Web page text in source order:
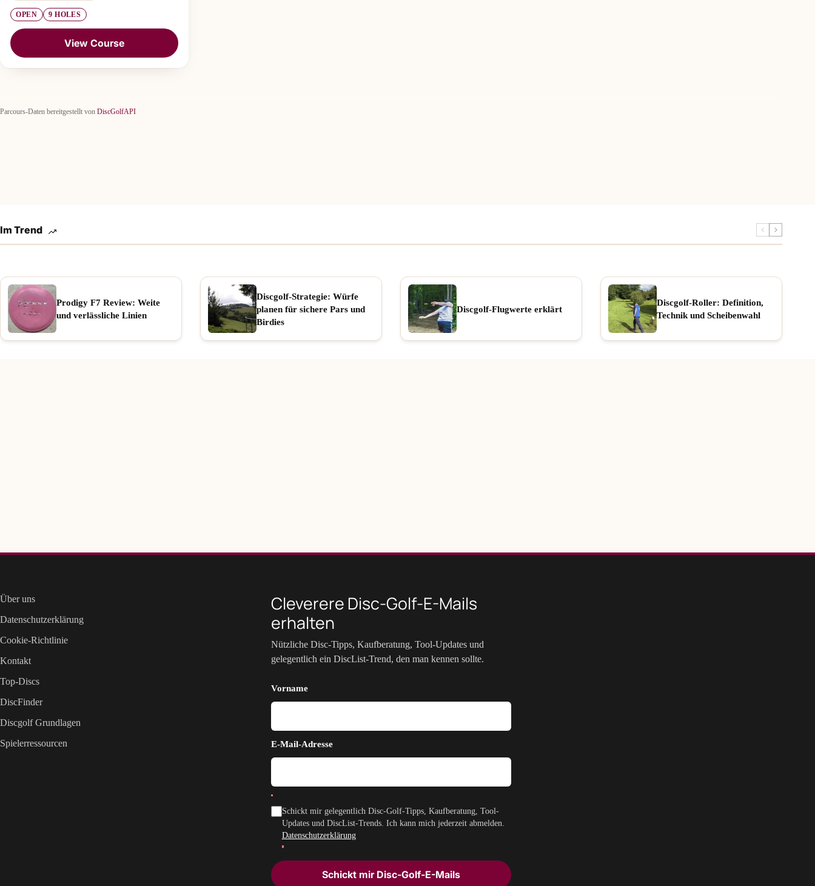
OPEN 9 HOLES
View Course
Parcours-Daten bereitgestellt von DiscGolfAPI
Im Trend
Prodigy F7 Review: Weite
und verlässliche Linien
Discgolf-Strategie: Würfe
planen für sichere Pars und
Birdies
Discgolf-Flugwerte erklärt
Discgolf-Roller: Definition,
Technik und Scheibenwahl
Über uns
Datenschutzerklärung
Cookie-Richtlinie
Kontakt
Top-Discs
DiscFinder
Discgolf Grundlagen
Spielerressourcen
Cleverere Disc-Golf-E-Mails
erhalten
Nützliche Disc-Tipps, Kaufberatung, Tool-Updates und
gelegentlich ein DiscList-Trend, den man kennen sollte.
Vorname
E-Mail-Adresse
Schickt mir gelegentlich Disc-Golf-Tipps, Kaufberatung, Tool-
Updates und DiscList-Trends. Ich kann mich jederzeit abmelden.
Datenschutzerklärung
Schickt mir Disc-Golf-E-Mails